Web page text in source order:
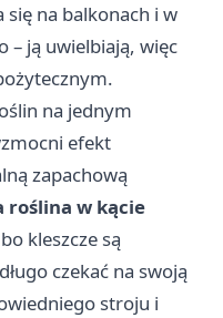
się na balkonach i w
– ją uwielbiają, więc
na jednym
efekt
zapachową
roślina w kącie
kleszcze są
czekać na swoją
stroju i